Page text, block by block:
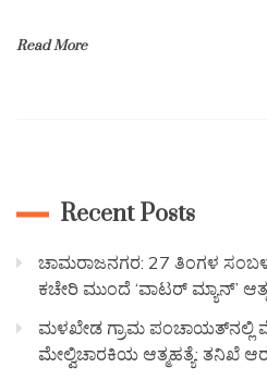
Read More
Recent Posts
ಚಾಮರಾಜನಗರ: 27 ತಿಂಗಳ
ಕಚೇರಿ ಮುಂದೆ ‘ವಾಟರ್ ಮ್ಯಾನ್’
ಮಳಖೇಡ ಗ್ರಾಮ ಪಂಚಾಯತ್‌ನಲ್ಲಿ
ಮೇಲ್ವಿಚಾರಕಿಯ ಆತ್ಮಹತ್ಯೆ: ತನಿಖೆ